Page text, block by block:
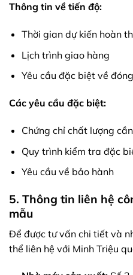
Thông tin về tiến độ:
Thời gian dự kiến hoàn
Lịch trình giao hàng
Yêu cầu đặc biệt về
Các yêu cầu đặc biệt:
Chứng chỉ chất lượng
Quy trình kiểm tra đặc
Yêu cầu về bảo hành
5. Thông tin liên hệ
mẫu
Để được tư vấn chi tiết và
thể liên hệ với Minh Triệu